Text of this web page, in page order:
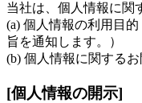
当社は、個人情報に関
(a) 個人情報の利用目
旨を通知します。）
(b) 個人情報に関する
[個人情報の開示]